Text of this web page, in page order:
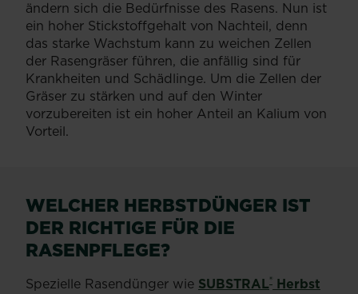
ändern sich die Bedürfnisse des Rasens. Nun ist
ein hoher Stickstoffgehalt von Nachteil, denn
das starke Wachstum kann zu weichen Zellen
der Rasengräser führen, die anfällig sind für
Krankheiten und Schädlinge. Um die Zellen der
Gräser zu stärken und auf den Winter
vorzubereiten ist ein hoher Anteil an Kalium von
Vorteil.
WELCHER HERBSTDÜNGER IST
DER RICHTIGE FÜR DIE
RASENPFLEGE?
Spezielle Rasendünger wie SUBSTRAL® Herbst